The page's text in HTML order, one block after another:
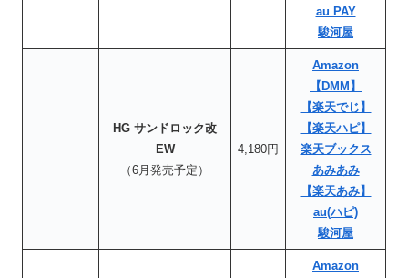
au PAY
駿河屋
HG サンドロック改
EW
（6月発売予定）
4,180円
Amazon
【DMM】
【楽天でじ】
【楽天ハピ】
楽天ブックス
あみあみ
【楽天あみ】
au(ハピ)
駿河屋
Amazon